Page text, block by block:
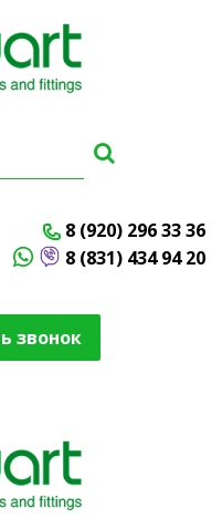
8 (920) 296 33 36
8 (831) 434 94 20
звонок